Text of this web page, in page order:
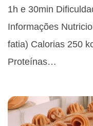
1h e 30min
Informações
fatia) Calorias 250
Proteínas…